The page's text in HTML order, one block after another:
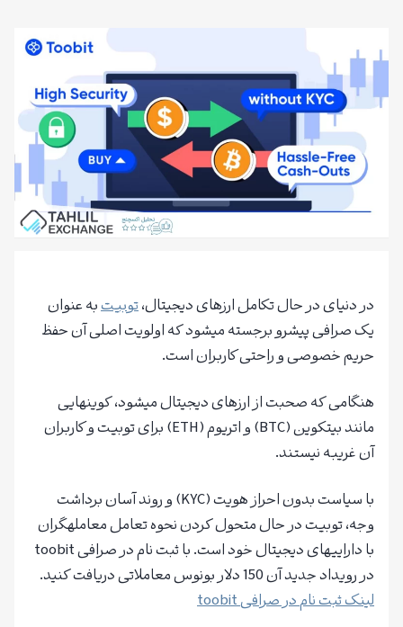
در دنیای در حال تکامل ارزهای دیجیتال،توبیتبه عنوان
یک صرافی پیشرو برجسته میشود که اولویت اصلی آن حفظ
حریم خصوصی و راحتی کاربران است.
هنگامی که صحبت از ارزهای دیجیتال میشود، کوینهایی
مانند بیتکوین (BTC) و اتریوم (ETH) برای توبیت و کاربران
آن غریبه نیستند.
با سیاست بدون احراز هویت (KYC) و روند آسان برداشت
وجه، توبیت در حال متحول کردن نحوه تعامل معاملهگران
با داراییهای دیجیتال خود است. با ثبت نام در صرافی toobit
در رویداد جدید آن 150 دلار بونوس معاملاتی دریافت کنید.
لینک ثبت نام در صرافی toobit